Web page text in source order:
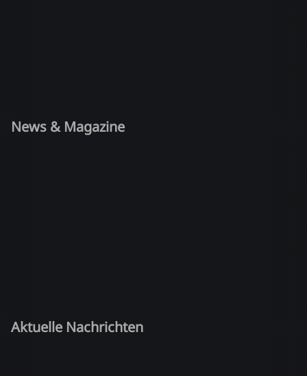
News & Magazine
Aktuelle Nachrichten